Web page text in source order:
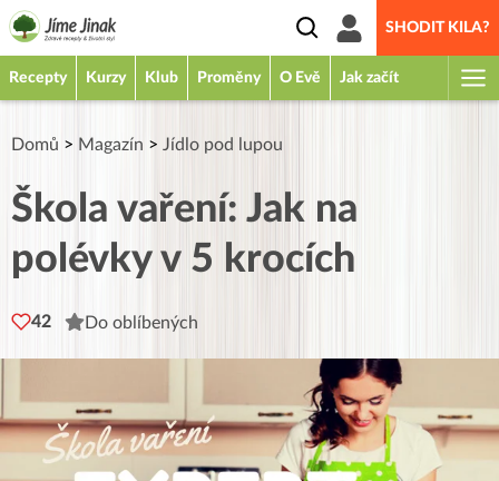
SHODIT KILA?
Recepty Kurzy Klub Proměny O Evě Jak začít
Domů > Magazín > Jídlo pod lupou
Škola vaření: Jak na
polévky v 5 krocích
42 Do oblíbených